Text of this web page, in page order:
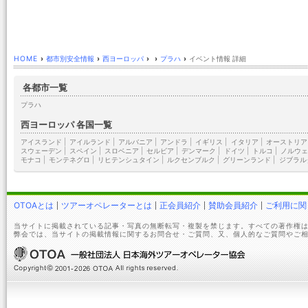
HOME › 都市別安全情報 › 西ヨーロッパ › › プラハ › イベント情報 詳細
各都市一覧
プラハ
西ヨーロッパ 各国一覧
アイスランド アイルランド アルバニア アンドラ イギリス イタリア オーストリア
スウェーデン
スペイン スロベニア セルビア デンマーク ドイツ トルコ
ノルウ
モナコ
モンテネグロ リヒテンシュタイン ルクセンブルク グリーンランド ジブラル
OTOAとは ツアーオペレーターとは 正会員紹介 賛助会員紹介 ご利用に
当サイトに掲載されている記事・写真の無断転写・複製を禁じます。すべての著作権
弊会では、当サイトの掲載情報に関するお問合せ・ご質問、又、個人的なご質問やご